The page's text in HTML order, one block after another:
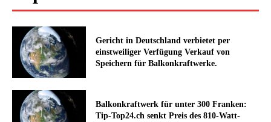
Gericht in Deutschland verbietet per
einstweiliger Verfügung Verkauf von
Speichern für Balkonkraftwerke.
Balkonkraftwerk für unter 300 Franken:
Tip-Top24.ch senkt Preis des 810-Watt-